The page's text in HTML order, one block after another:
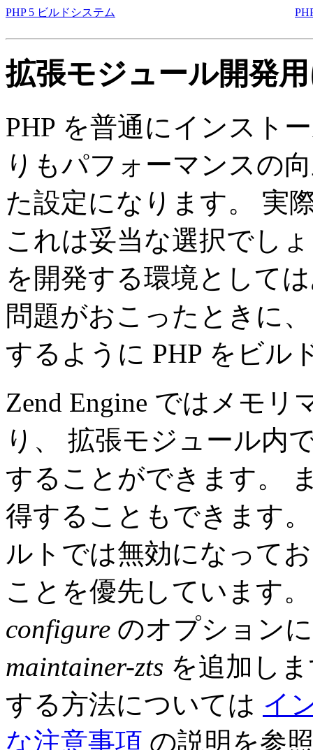
PHP 5 ビルドシステム
拡張モジュール開発
PHP を普通にインスト
りもパフォーマンスの
た設定になります。 実
これは妥当な選択でし
を開発する環境として
問題がおこったときに
するように PHP をビル
Zend Engine ではメモ
り、 拡張モジュール内
することができます。
得することもできます
ルトでは無効になって
ことを優先しています
configure のオプション
maintainer-zts を追加し
する方法については イ
な注意事項 の説明を参